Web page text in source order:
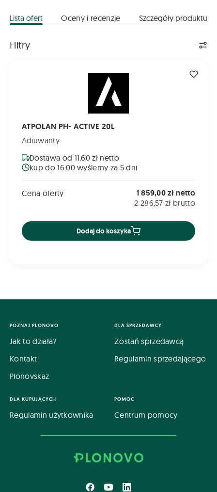
Lista ofert Oceny i recenzje Szczegóły produktu
Filtry
ATPOLAN PH- ACTIVE 20L
Adiuwanty
Dostawa od 11.60 zł netto
kup do 16:00 wyślemy za 5 dni
Cena oferty 1 859,00 zł netto
2 286,57 zł brutto
Dodaj do koszyka
POZNAJ PLONOVO
Jak to działa?
Kontakt
Plonovskaz
DLA SPRZEDAWCY
Zostań sprzedawcą
Regulamin sprzedającego
DLA KUPUJĄCYCH
Regulamin użytkownika
POMOC
Centrum pomocy